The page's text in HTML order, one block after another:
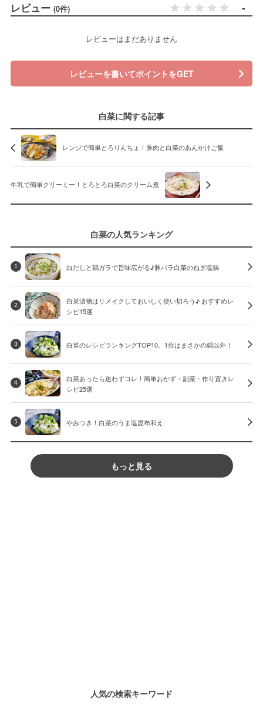
レビュー (0件) -
レビューはまだありません
レビューを書いてポイントをGET
白菜に関する記事
レンジで簡単とろりんちょ！豚肉と白菜のあんかけご飯
牛乳で簡単クリーミー！とろとろ白菜のクリーム煮
白菜の人気ランキング
1 白だしと鶏ガラで旨味広がる♪豚バラ白菜のねぎ塩鍋
2
白菜漬物はリメイクしておいしく使い切ろう♪ おすすめレ
シピ15選
3 白菜のレシピランキングTOP10。1位はまさかの鍋以外！
4
白菜あったら迷わずコレ！簡単おかず・副菜・作り置きレ
シピ25選
5 やみつき！白菜のうま塩昆布和え
もっと見る
人気の検索キーワード